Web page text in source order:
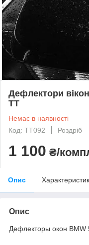
Дефлектори
TT
Немає в наявності
Код: TT092
Роздріб
1 100 ₴/
Опис
Опис
Дефлекторы окон